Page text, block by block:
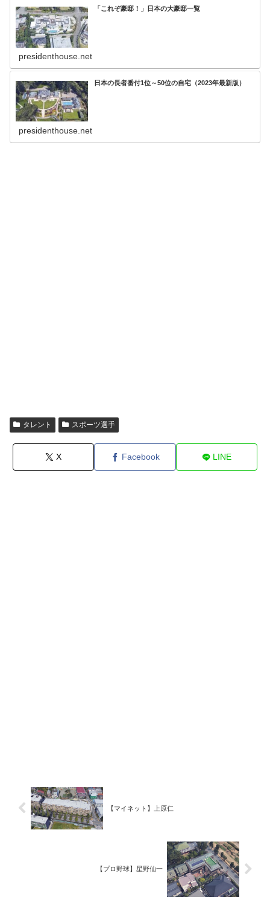
「これぞ豪邸！」日本の大豪邸一覧
presidenthouse.net
日本の長者番付1位～50位の自宅（2023年最新版）
presidenthouse.net
タレント スポーツ選手
X Facebook LINE
【マイネット】上原仁
【プロ野球】星野仙一